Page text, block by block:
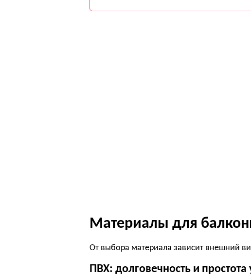
Материалы для
От выбора материала зависит внешний
ПВХ: долговечность и простота